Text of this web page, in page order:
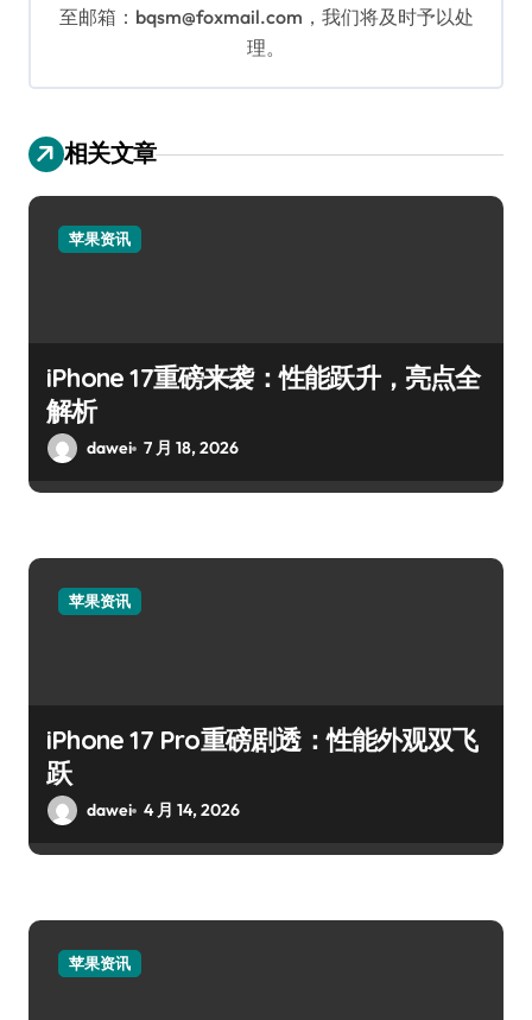
至邮箱：bqsm@foxmail.com，我们将及时予以处
理。
相关文章
苹果资讯
iPhone 17重磅来袭：性能跃升，亮点全
解析
dawei 7 月 18, 2026
苹果资讯
iPhone 17 Pro重磅剧透：性能外观双飞
跃
dawei 4 月 14, 2026
苹果资讯